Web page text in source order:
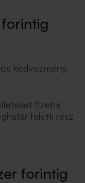
kedvezmény,
fizetni
feletti rész
forintig